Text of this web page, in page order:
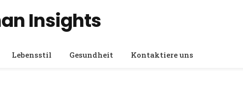
Insights
Lebensstil Gesundheit Kontaktiere uns